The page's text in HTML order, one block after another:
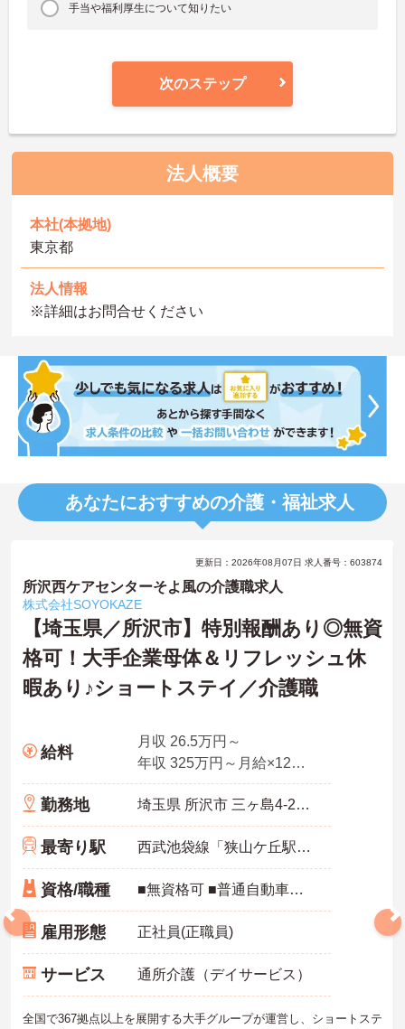
手当や福利厚生について知りたい
次のステップ
法人概要
本社(本拠地)
東京都
法人情報
※詳細はお問合せください
あなたにおすすめの介護・福祉求人
更新日：2026年08月07日 求人番号：603874
所沢西ケアセンターそよ風の介護職求人
株式会社SOYOKAZE
【埼玉県／所沢市】特別報酬あり◎無資
格可！大手企業母体＆リフレッシュ休
暇あり♪ショートステイ／介護職
給料
月収 26.5万円～
年収 325万円～月給×12ヶ月
勤務地 埼玉県 所沢市 三ヶ島4-2138-1
最寄り駅 西武池袋線「狭山ケ丘駅」徒歩15分
資格/職種 ■無資格可 ■普通自動車免許
雇用形態 正社員(正職員)
サービス 通所介護（デイサービス）
全国で367拠点以上を展開する大手グループが運営し、ショートステ